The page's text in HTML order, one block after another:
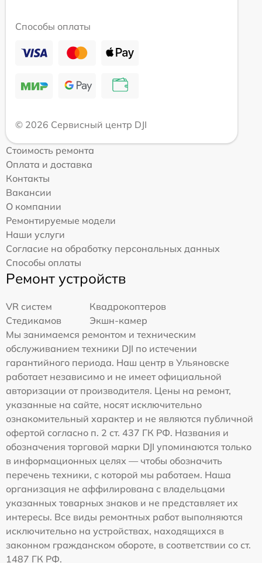
Способы оплаты
© 2026 Сервисный центр DJI
Стоимость ремонта
Оплата и доставка
Контакты
Вакансии
О компании
Ремонтируемые модели
Наши услуги
Согласие на обработку персональных данных
Способы оплаты
Ремонт устройств
VR систем
Квадрокоптеров
Стедикамов
Экшн-камер
Мы занимаемся ремонтом и техническим
обслуживанием техники DJI по истечении
гарантийного периода. Наш центр в Ульяновске
работает независимо и не имеет официальной
авторизации от производителя. Цены на ремонт,
указанные на сайте, носят исключительно
ознакомительный характер и не являются публичной
офертой согласно п. 2 ст. 437 ГК РФ. Названия и
обозначения торговой марки DJI упоминаются только
в информационных целях — чтобы обозначить
перечень техники, с которой мы работаем. Наша
организация не аффилирована с владельцами
указанных товарных знаков и не представляет их
интересы. Все виды ремонтных работ выполняются
исключительно на устройствах, находящихся в
законном гражданском обороте, в соответствии со ст.
1487 ГК РФ.